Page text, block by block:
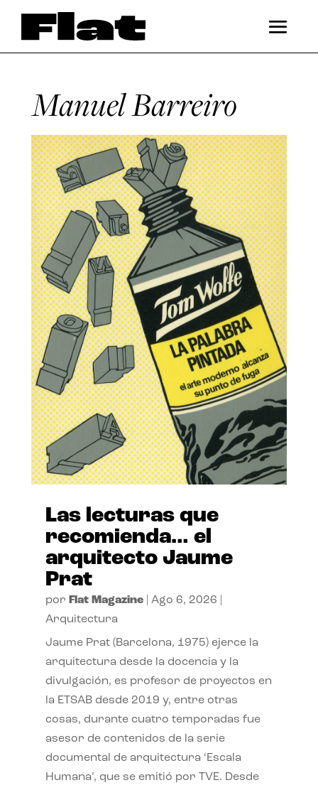
Manuel Barreiro
Las lecturas que
recomienda… el
arquitecto Jaume
Prat
por Flat Magazine| Ago 6, 2026
Arquitectura
Jaume Prat (Barcelona, 1975) ejerce la
arquitectura desde la docencia y la
divulgación, es profesor de proyectos en
la ETSAB desde 2019 y, entre otras
cosas, durante cuatro temporadas fue
asesor de contenidos de la serie
documental de arquitectura ‘Escala
Humana’, que se emitió por TVE. Desde